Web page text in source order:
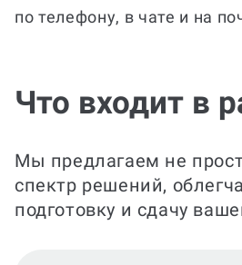
по телефону, в чате и на
Что входит в
Мы предлагаем не
спектр решений,
подготовку и сдачу